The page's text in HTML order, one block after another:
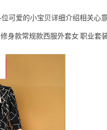
可爱的小宝贝详细介绍相关心
身款常规款西服外套女 职业套